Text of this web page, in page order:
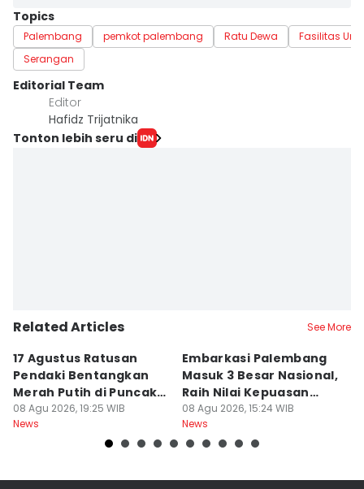
Topics
Palembang pemkot palembang Ratu Dewa
Fasilitas
Serangan
Editorial Team
Editor
Hafidz Trijatnika
Tonton lebih seru di
Related Articles See More
17 Agustus Ratusan
Pendaki Bentangkan
Merah Putih di Puncak
Dempo
08 Agu 2026, 19:25 WIB
News
Embarkasi Palembang
Masuk 3 Besar Nasional,
Raih Nilai Kepuasan
86,65
08 Agu 2026, 15:24 WIB
News